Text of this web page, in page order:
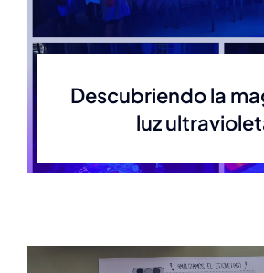
Descubriendo la
luz